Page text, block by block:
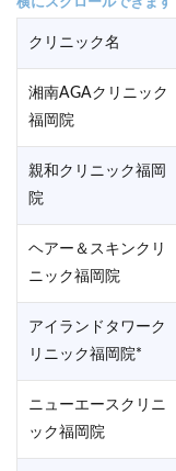
クリニック名
湘南AGAクリニック
福岡院
親和クリニック福岡
院
ヘアー＆スキンクリ
ニック福岡院
アイランドタワーク
リニック福岡院*
ニューエースクリニ
ック福岡院